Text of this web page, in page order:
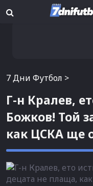
7 Дни Футбол >
Г-н Кралев,
Божков! Той
как ЦСКА ще